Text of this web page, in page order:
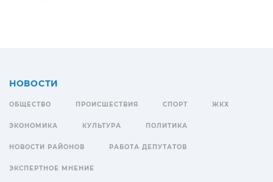
НОВОСТИ
ОБЩЕСТВО ПРОИСШЕСТВИЯ СПОРТ ЖКХ
ЭКОНОМИКА КУЛЬТУРА ПОЛИТИКА
НОВОСТИ РАЙОНОВ РАБОТА ДЕПУТАТОВ
ЭКСПЕРТНОЕ МНЕНИЕ